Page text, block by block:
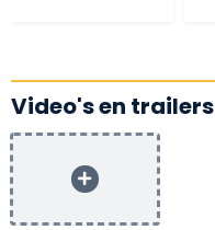
Video's en trailers